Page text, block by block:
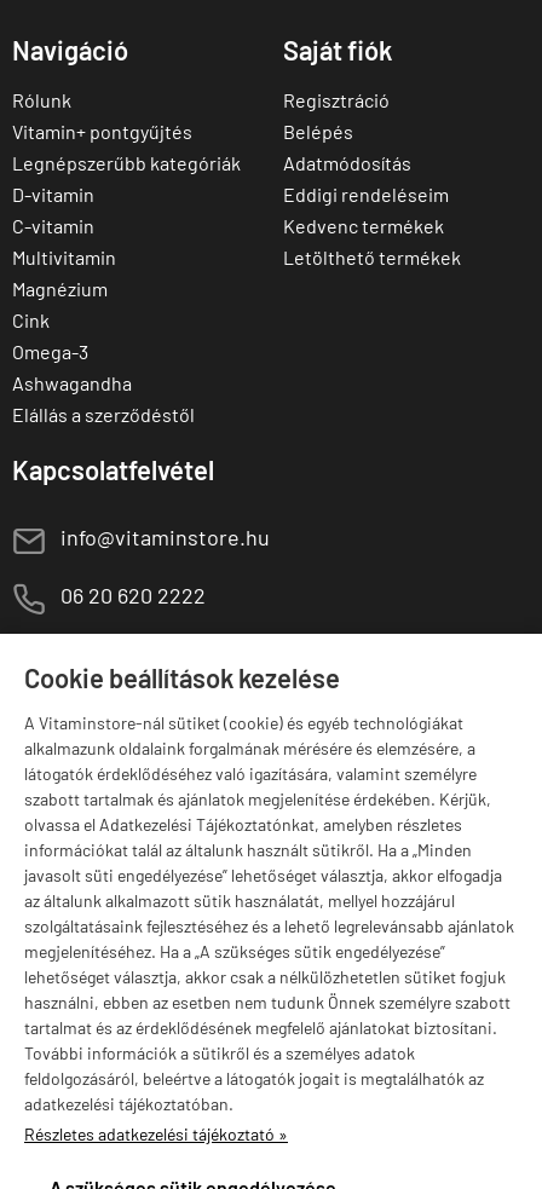
Cookie beállítások kezelése
A Vitaminstore-nál sütiket (cookie) és egyéb technológiákat
alkalmazunk oldalaink forgalmának mérésére és elemzésére, a
látogatók érdeklődéséhez való igazítására, valamint személyre
szabott tartalmak és ajánlatok megjelenítése érdekében. Kérjük,
olvassa el Adatkezelési Tájékoztatónkat, amelyben részletes
információkat talál az általunk használt sütikről. Ha a „Minden
javasolt süti engedélyezése” lehetőséget választja, akkor elfogadja
az általunk alkalmazott sütik használatát, mellyel hozzájárul
szolgáltatásaink fejlesztéséhez és a lehető legrelevánsabb ajánlatok
megjelenítéséhez. Ha a „A szükséges sütik engedélyezése”
lehetőséget választja, akkor csak a nélkülözhetetlen sütiket fogjuk
használni, ebben az esetben nem tudunk Önnek személyre szabott
tartalmat és az érdeklődésének megfelelő ajánlatokat biztosítani.
További információk a sütikről és a személyes adatok
feldolgozásáról, beleértve a látogatók jogait is megtalálhatók az
adatkezelési tájékoztatóban.
Részletes adatkezelési tájékoztató »
Navigáció
Rólunk
Vitamin+ pontgyűjtés
Legnépszerűbb kategóriák
D-vitamin
C-vitamin
Multivitamin
Magnézium
Cink
Omega-3
Ashwagandha
Elállás a szerződéstől
Saját fiók
Regisztráció
Belépés
Adatmódosítás
Eddigi rendeléseim
Kedvenc termékek
Letölthető termékek
Kapcsolatfelvétel
E info@vitaminstore.hu
M 06 20 620 2222
Szugló u. 83-85.
Márkák
Valuta választás
vitaminstore.hu -Vitaminstore / Gymstore Hungary